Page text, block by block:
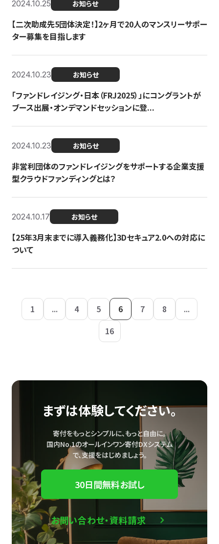
2024.10.25 お知らせ
【二次助成先5団体決定！】2ヶ月で20人のマンスリーサポー
ター募集を目指します
2024.10.23 お知らせ
「ファンドレイジング・日本（FRJ2025）」にコングラントが
ブース出展・オンデマンドセッションに登...
2024.10.23 お知らせ
非営利団体のファンドレイジングをサポートする企業支援
型クラウドファンディングとは？
2024.10.17 お知らせ
【25年3月末までに導入義務化】3Dセキュア2.0への対応に
ついて
1 ... 4 5 6 7 8
...
16
まずは体験してください。
寄付をもっとシンプルに、もっと自由に。
国内No.1のオールインワン寄付DXシステム
で、支援をはじめましょう。
30日間無料お試し
お問い合わせ・資料請求